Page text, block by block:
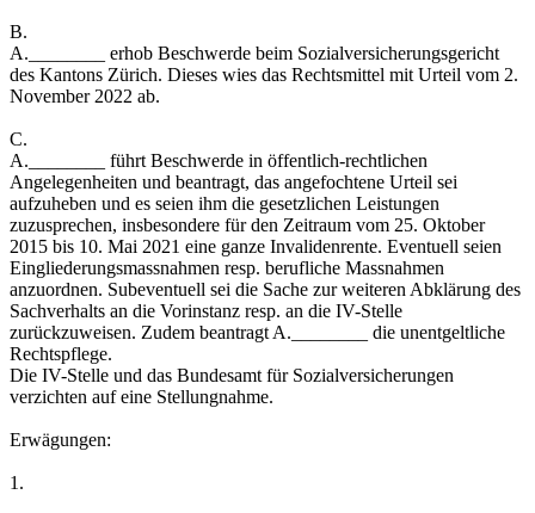
B.
A.________ erhob Beschwerde beim Sozialversicherungsgericht
des Kantons Zürich. Dieses wies das Rechtsmittel mit Urteil vom 2.
November 2022 ab.
C.
A.________ führt Beschwerde in öffentlich-rechtlichen
Angelegenheiten und beantragt, das angefochtene Urteil sei
aufzuheben und es seien ihm die gesetzlichen Leistungen
zuzusprechen, insbesondere für den Zeitraum vom 25. Oktober
2015 bis 10. Mai 2021 eine ganze Invalidenrente. Eventuell seien
Eingliederungsmassnahmen resp. berufliche Massnahmen
anzuordnen. Subeventuell sei die Sache zur weiteren Abklärung des
Sachverhalts an die Vorinstanz resp. an die IV-Stelle
zurückzuweisen. Zudem beantragt A.________ die unentgeltliche
Rechtspflege.
Die IV-Stelle und das Bundesamt für Sozialversicherungen
verzichten auf eine Stellungnahme.
Erwägungen:
1.